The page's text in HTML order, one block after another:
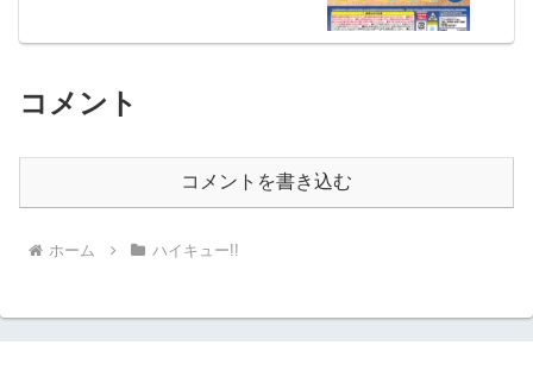
コメント
コメントを書き込む
ホーム ハイキュー!!